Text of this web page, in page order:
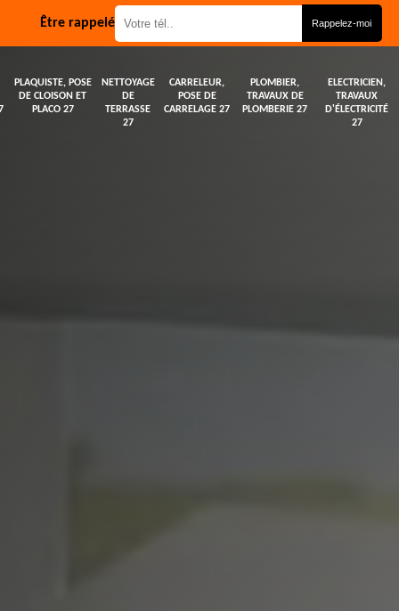
Être rappelé
PLAQUISTE, POSE
DE CLOISON ET
PLACO 27
NETTOYAGE
DE
TERRASSE
27
CARRELEUR,
POSE DE
CARRELAGE 27
PLOMBIER,
TRAVAUX DE
PLOMBERIE 27
ELECTRICIEN,
TRAVAUX
D'ÉLECTRICITÉ
27